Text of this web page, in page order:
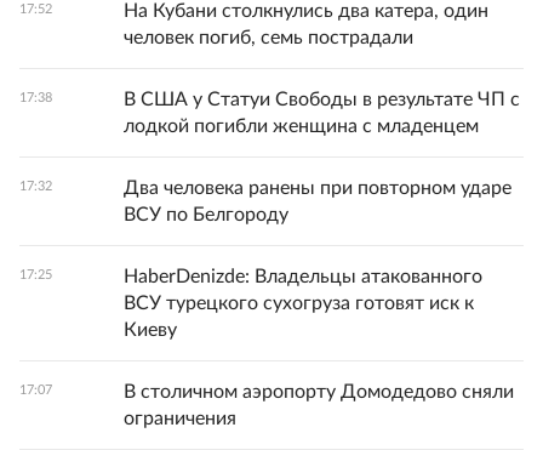
17:52
На Кубани столкнулись два катера, один
человек погиб, семь пострадали
17:38
В США у Статуи Свободы в результате ЧП с
лодкой погибли женщина с младенцем
17:32
Два человека ранены при повторном ударе
ВСУ по Белгороду
17:25
HaberDenizde: Владельцы атакованного
ВСУ турецкого сухогруза готовят иск к
Киеву
17:07
В столичном аэропорту Домодедово сняли
ограничения